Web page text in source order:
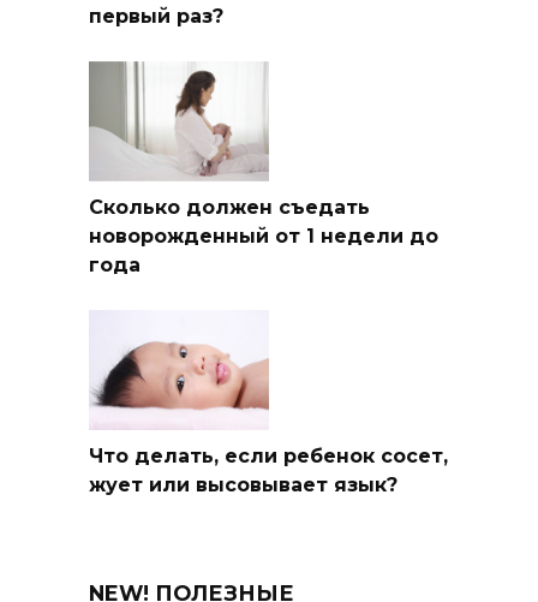
первый раз?
Сколько должен съедать
новорожденный от 1 недели до
года
Что делать, если ребенок сосет,
жует или высовывает язык?
NEW! ПОЛЕЗНЫЕ